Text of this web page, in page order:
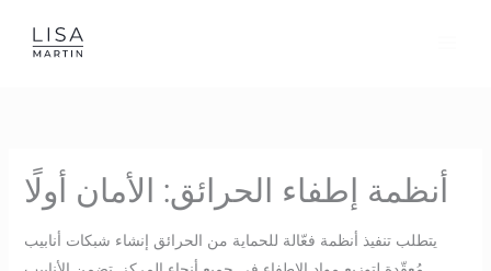
أنظمة إطفاء الحرائق: الأمان أولًا
يتطلب تنفيذ أنظمة فعّالة للحماية من الحرائق إنشاء شبكات أنابيب